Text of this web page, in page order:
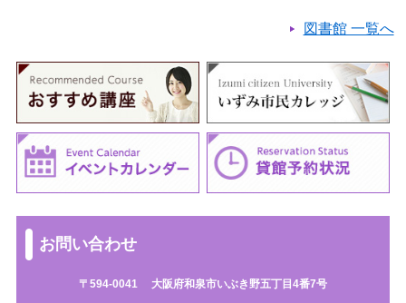
図書館 一覧へ
お問い合わせ
〒594-0041 大阪府和泉市いぶき野五丁目4番7号